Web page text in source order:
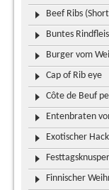
Beef Ribs
Buntes
Burger vom
Cap of Rib eye
Côte de Beuf
Entenbraten
Exotischer
Finnischer